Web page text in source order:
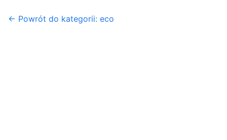
← Powrót do kategorii: eco